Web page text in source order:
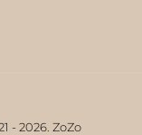
- 2026. ZoZo